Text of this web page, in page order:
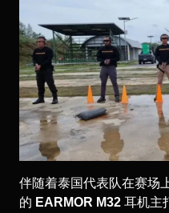
伴随着泰国代表队在赛场
的 EARMOR M32 耳机主